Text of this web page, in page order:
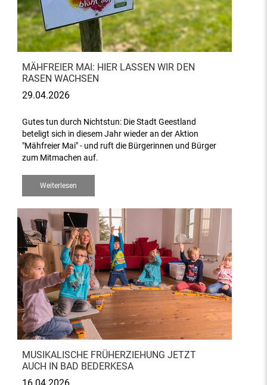
MÄHFREIER MAI: HIER LASSEN WIR DEN
RASEN WACHSEN
29.04.2026
Gutes tun durch Nichtstun: Die Stadt Geestland
beteligt sich in diesem Jahr wieder an der Aktion
"Mähfreier Mai" - und ruft die Bürgerinnen und Bürger
zum Mitmachen auf.
Weiterlesen
MUSIKALISCHE FRÜHERZIEHUNG JETZT
AUCH IN BAD BEDERKESA